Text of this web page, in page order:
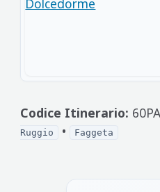
Codice Itinerario:
Ruggio
• Faggeta